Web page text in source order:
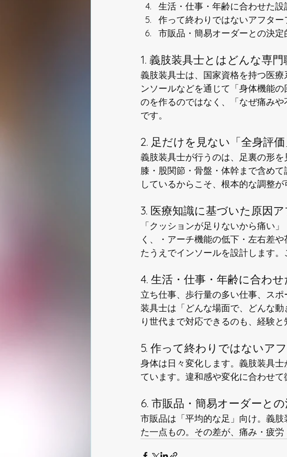
生活・仕事・年齢に合わせた設
作って終わりではないアフター
市販品・簡易オーダーとの決定
1. 義肢装具士とはどんな専門
義肢装具士は、国家資格を持つ医
ンソールなどを通じて「身体機能
のを作るのではなく、「なぜ痛み
です。
2. 足だけを見ない「全身評
義肢装具士が行うのは、足裏の形
膝・股関節・骨盤・体幹まで含め
しているからこそ、根本的な調整が
3. 医療知識に基づいた原因
「クッションが足りないから痛い
く、・アーチ機能の低下・左右差
たうえでインソールを設計します
4. 生活・仕事・年齢に合わせ
立ち仕事、歩行量の多い仕事、ス
装具士は「どんな場面で、どんな
り世代まで対応できるのも、経験と
5. 作って終わりではないア
身体は日々変化します。義肢装具
ています。違和感や変化に合わせ
6. 市販品・簡易オーダーと
市販品は「平均的な足」向け。義
た一点もの。その差が、痛み・疲労